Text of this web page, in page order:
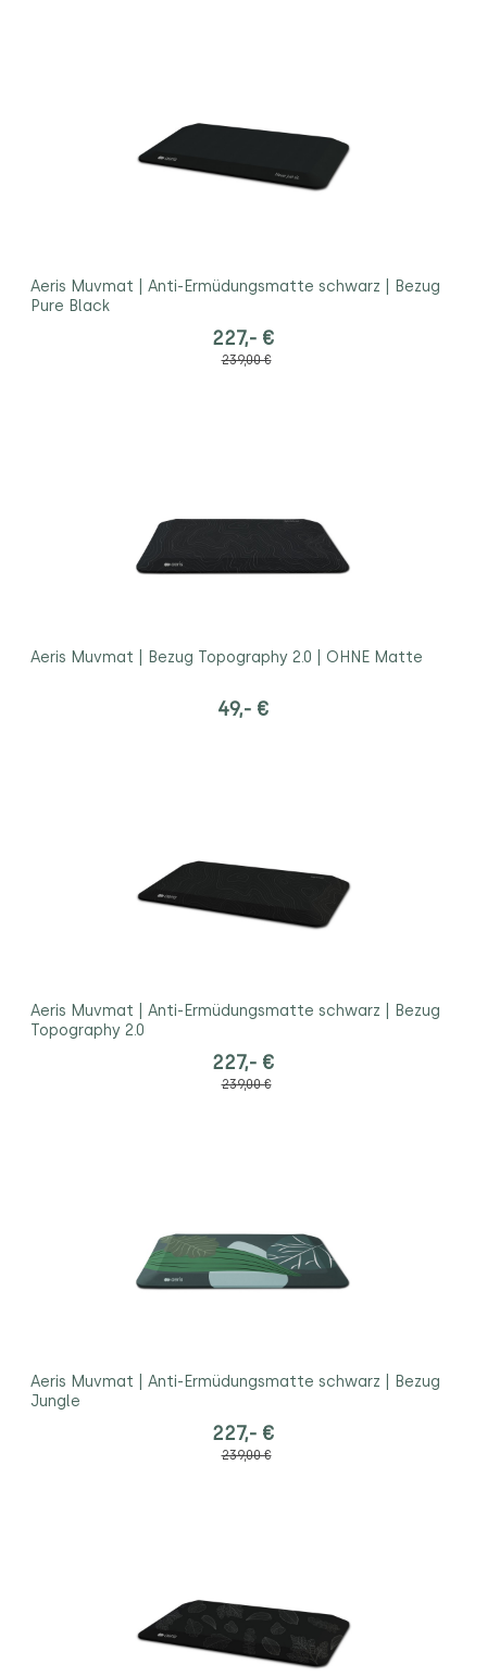
Aeris Muvmat | Anti-Ermüdungsmatte schwarz | Bezug
Pure Black
227,- €
239,00 €
Aeris Muvmat | Bezug Topography 2.0 | OHNE Matte
49,- €
Aeris Muvmat | Anti-Ermüdungsmatte schwarz | Bezug
Topography 2.0
227,- €
239,00 €
Aeris Muvmat | Anti-Ermüdungsmatte schwarz | Bezug
Jungle
227,- €
239,00 €